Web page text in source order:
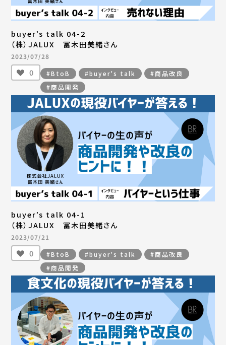
buyer’s talk 04-2
（株）JALUX 冨木田美緒さん
2023/07/28
0 #BtoB #buyer's talk
#商品改良
#商品開発
buyer’s talk 04-1
（株）JALUX 冨木田美緒さん
2023/07/21
0 #BtoB #buyer's talk
#商品改良
#商品開発